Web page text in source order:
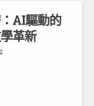
AI驅動的
革新